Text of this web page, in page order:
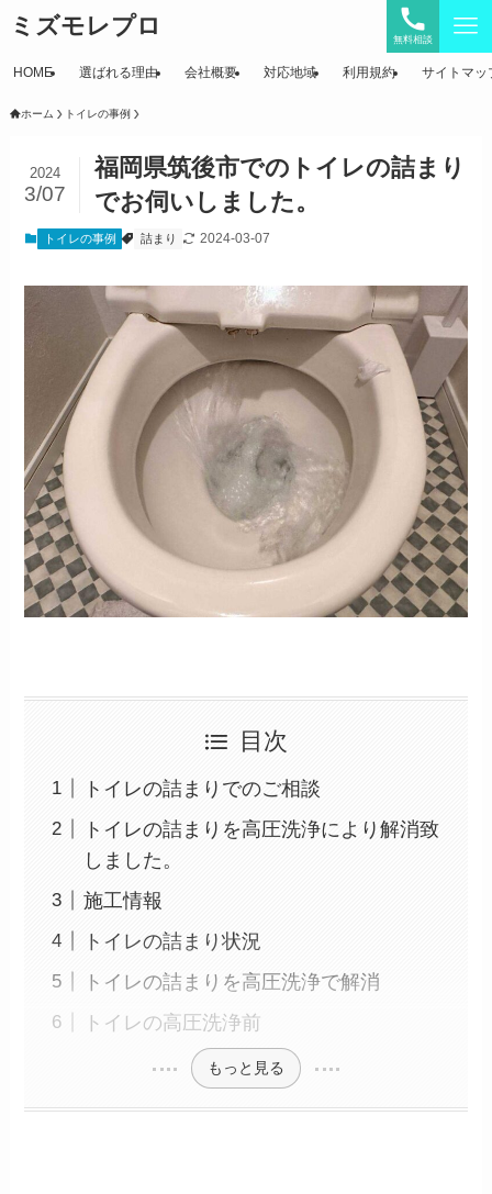
ミズモレプロ 無料相談
HOME 選ばれる理由 会社概要 対応地域 利用規約 サイトマッ
ホーム トイレの事例
福岡県筑後市でのトイレの詰まり
でお伺いしました。
2024
3/07
トイレの事例 詰まり 2024-03-07
目次
トイレの詰まりでのご相談
トイレの詰まりを高圧洗浄により解消致
しました。
施工情報
トイレの詰まり状況
トイレの詰まりを高圧洗浄で解消
トイレの高圧洗浄前
もっと見る